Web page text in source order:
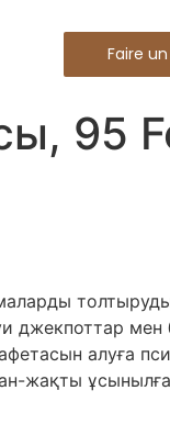
Faire
95
джекпоттар мен
алуға
жақты